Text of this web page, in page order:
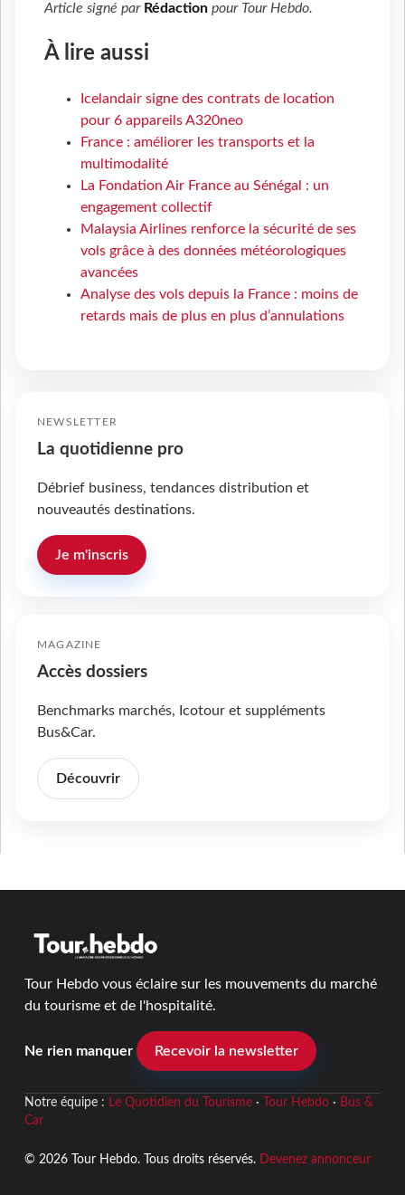
Article signé par Rédaction pour Tour Hebdo.
À lire aussi
Icelandair signe des contrats de location
pour 6 appareils A320neo
France : améliorer les transports et la
multimodalité
La Fondation Air France au Sénégal : un
engagement collectif
Malaysia Airlines renforce la sécurité de ses
vols grâce à des données météorologiques
avancées
Analyse des vols depuis la France : moins de
retards mais de plus en plus d’annulations
NEWSLETTER
La quotidienne pro
Débrief business, tendances distribution et
nouveautés destinations.
Je m'inscris
MAGAZINE
Accès dossiers
Benchmarks marchés, Icotour et suppléments
Bus&Car.
Découvrir
Tour Hebdo vous éclaire sur les mouvements du marché
du tourisme et de l'hospitalité.
Ne rien manquer Recevoir la newsletter
Notre équipe : Le Quotidien du Tourisme· Tour Hebdo· Bus &
Car
© 2026 Tour Hebdo. Tous droits réservés. Devenez annonceur